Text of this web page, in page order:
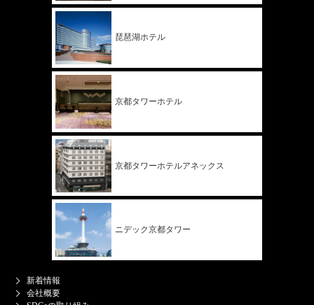
琵琶湖ホテル
京都タワーホテル
京都タワーホテルアネックス
ニデック京都タワー
新着情報
会社概要